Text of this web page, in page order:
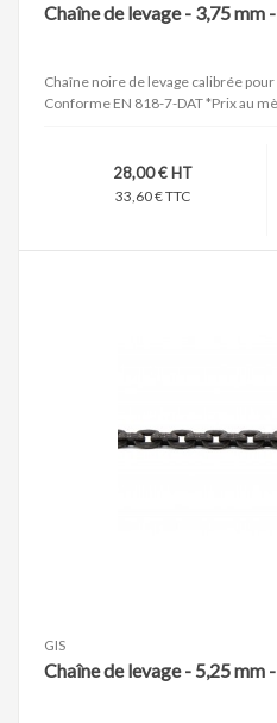
Chaîne de levage - 3,75 mm
Chaîne noire de levage calibrée pour
Conforme EN 818-7-DAT *Prix au
28,00 € HT
33,60 € TTC
GIS
Chaîne de levage - 5,25 mm